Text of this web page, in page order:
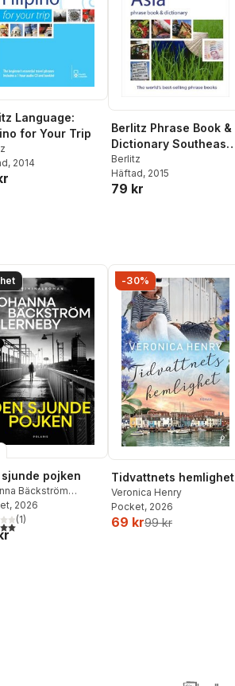
Language:
for Your Trip
, 2014
Berlitz Phrase Book &
Dictionary Southeast
Asia
Berlitz
Häftad, 2015
79 kr
sjunde pojken
Bäckström
, 2026
5 stjärnor. Totalt antal röster:
(1)
-30%
Tidvattnets hemlighet
Veronica Henry
Pocket, 2026
69 kr99 kr